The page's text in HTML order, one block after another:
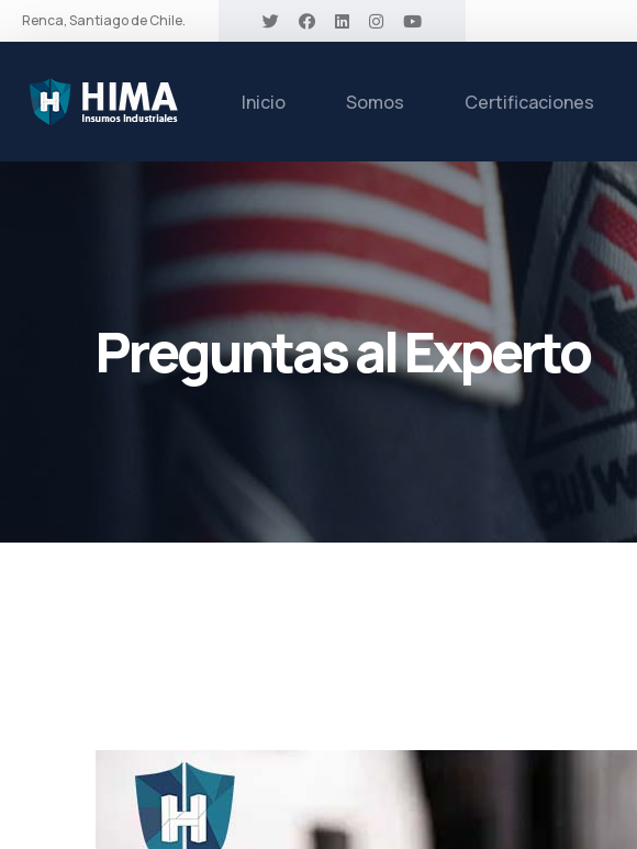
Renca, Santiago de Chile.
Inicio Somos Certificaciones
Preguntas al Experto